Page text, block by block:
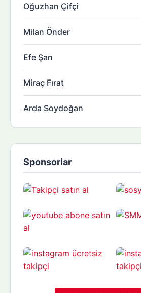
Oğuzhan Çifçi
Milan Önder
Efe Şan
Miraç Fırat
Arda Soydoğan
Sponsorlar